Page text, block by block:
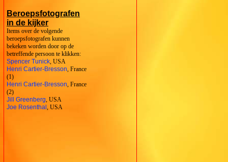
Beroepsfotografen
in de kijker
Items over de volgende
beroepsfotografen kunnen
bekeken worden door op de
betreffende persoon te klikken:
Spencer Tunick , USA
Henri Cartier-Bresson , France
(1)
Henri Cartier-Bresson , France
(2)
Jill Greenberg , USA
Joe Rosenthal , USA